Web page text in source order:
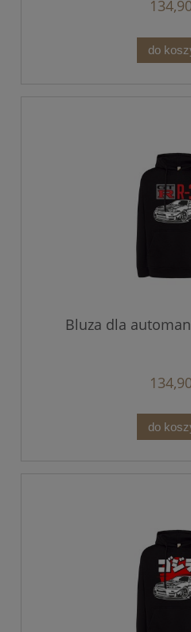
do
Bluza dla
do